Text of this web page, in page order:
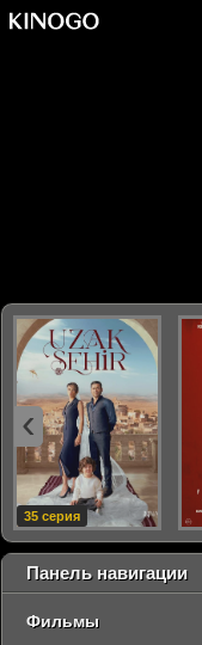
Панель навигации
Фильмы
35 серия
‹